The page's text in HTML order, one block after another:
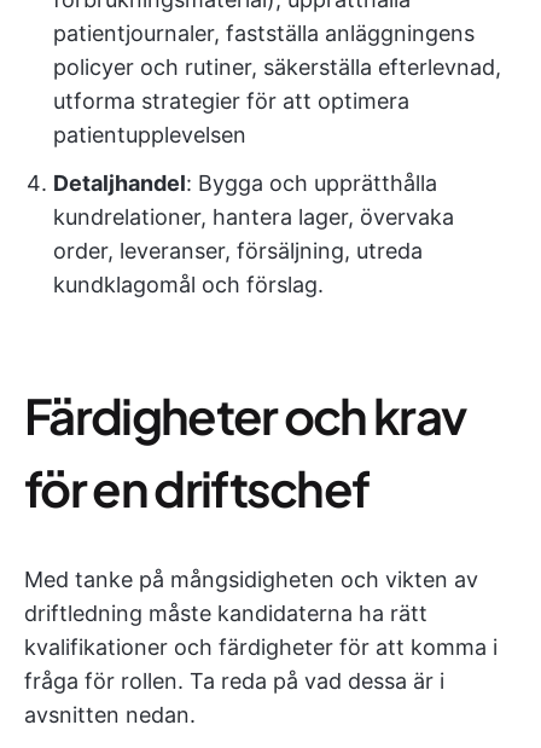
patientjournaler, fastställa anläggningens
policyer och rutiner, säkerställa efterlevnad,
utforma strategier för att optimera
patientupplevelsen
Detaljhandel: Bygga och upprätthålla
kundrelationer, hantera lager, övervaka
order, leveranser, försäljning, utreda
kundklagomål och förslag.
Färdigheter och krav
för en driftschef
Med tanke på mångsidigheten och vikten av
driftledning måste kandidaterna ha rätt
kvalifikationer och färdigheter för att komma i
fråga för rollen. Ta reda på vad dessa är i
avsnitten nedan.